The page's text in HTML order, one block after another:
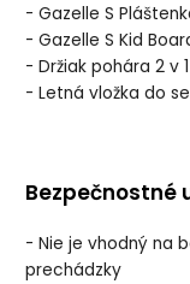
- Gazelle S
- Gazelle S Kid
- Držiak pohára 2 v 1
- Letná vložka do
Bezpečnostné
- Nie je vhodný na
prechádzky